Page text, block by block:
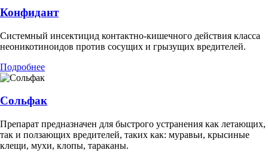
Конфидант
Системный инсектицид контактно-кишечного действия класса
неоникотиноидов против сосущих и грызущих вредителей.
Подробнее
Сольфак
Препарат предназначен для быстрого устранения как летающих,
так и ползающих вредителей, таких как: муравьи, крысиные
клещи, мухи, клопы, тараканы.